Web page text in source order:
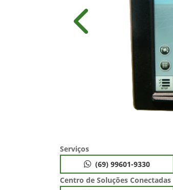
Anterior
Serviços
(69) 99601-9330
Centro de Soluções Conectadas